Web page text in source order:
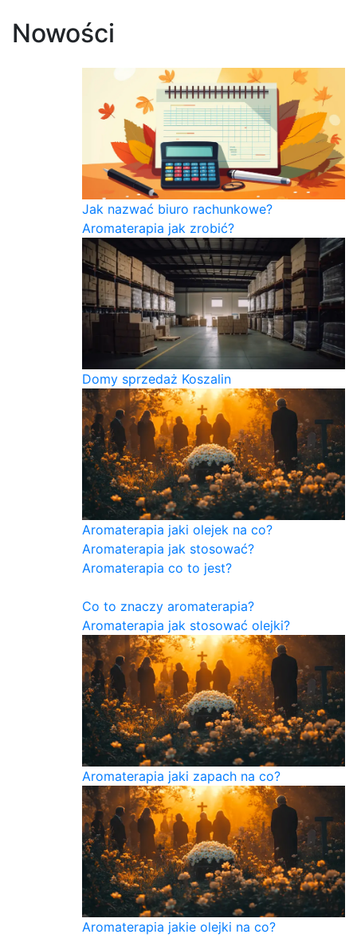
Nowości
Jak nazwać biuro rachunkowe?
Aromaterapia jak zrobić?
Domy sprzedaż Koszalin
Aromaterapia jaki olejek na co?
Aromaterapia jak stosować?
Aromaterapia co to jest?
Co to znaczy aromaterapia?
Aromaterapia jak stosować olejki?
Aromaterapia jaki zapach na co?
Aromaterapia jakie olejki na co?